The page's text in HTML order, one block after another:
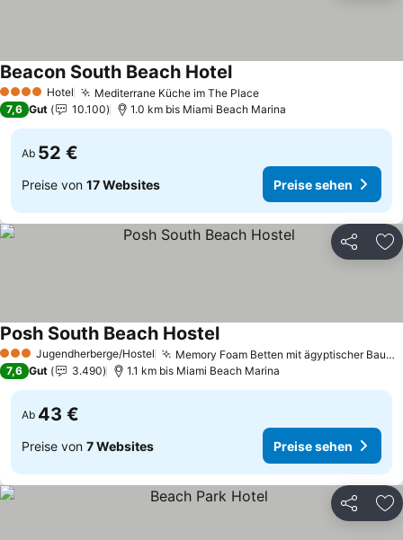
4 Sterne Hotel Mediterrane Küche im The PlacePreise sehen
Beacon South Beach HotelPreise sehen
7,6 Gut 10.100 1.0 km bis Miami Beach Marina
Ab 52 €
Preise von 17 Websites Preise sehen
Teilen
3 SterneJugendherberge/Hostel Memory Foam Betten mit ägyptischer Baumwolle
Posh South Beach HostelPreise sehen
7,6 Gut 3.490 1.1 km bis Miami Beach Marina
Ab 43 €
Preise von 7 Websites Preise sehen
Teilen